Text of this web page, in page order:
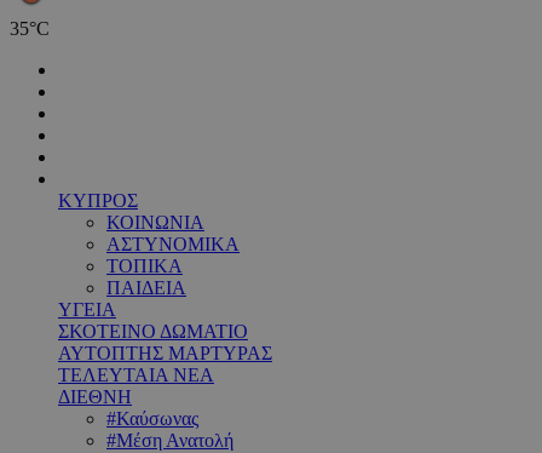
35°C
ΚΥΠΡΟΣ
ΚΟΙΝΩΝΙΑ
ΑΣΤΥΝΟΜΙΚΑ
ΤΟΠΙΚΑ
ΠΑΙΔΕΙΑ
ΥΓΕΙΑ
ΣΚΟΤΕΙΝΟ ΔΩΜΑΤΙΟ
ΑΥΤΟΠΤΗΣ ΜΑΡΤΥΡΑΣ
ΤΕΛΕΥΤΑΙΑ ΝΕΑ
ΔΙΕΘΝΗ
#Καύσωνας
#Μέση Ανατολή